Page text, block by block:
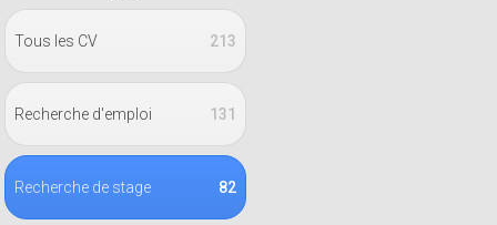
213
Tous les CV
131
Recherche d'emploi
82
Recherche de stage